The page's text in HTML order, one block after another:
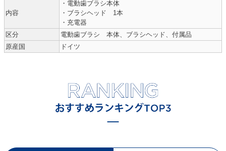
内容
・電動歯ブラシ本体
・ブラシヘッド 1本
・充電器
区分
電動歯ブラシ 本体、ブラシヘッド、付属品
原産国
ドイツ